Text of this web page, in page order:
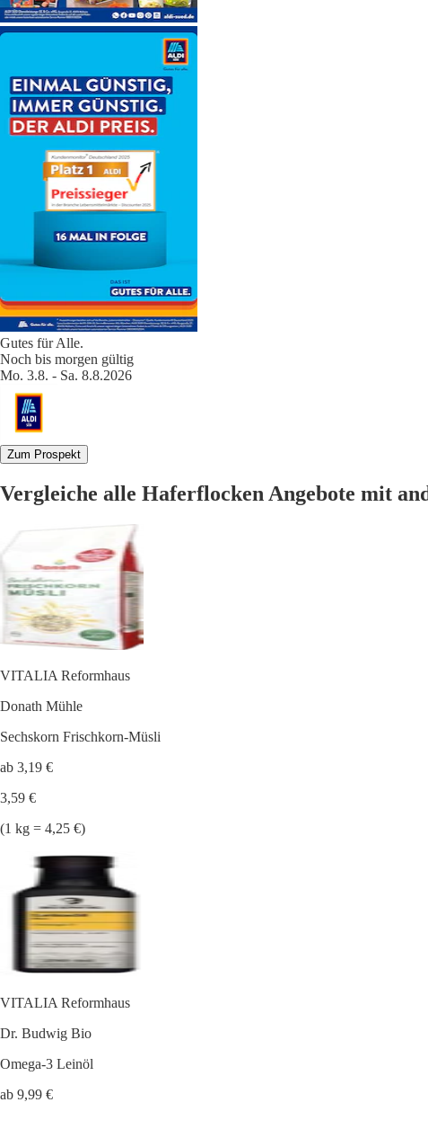
Gutes für Alle.
Noch bis morgen gültig
Mo. 3.8. - Sa. 8.8.2026
Zum Prospekt
Vergleiche alle Haferflocken Angebote mit
VITALIA Reformhaus
Donath Mühle
Sechskorn Frischkorn-Müsli
ab 3,19 €
3,59 €
(1 kg = 4,25 €)
VITALIA Reformhaus
Dr. Budwig Bio
Omega-3 Leinöl
ab 9,99 €